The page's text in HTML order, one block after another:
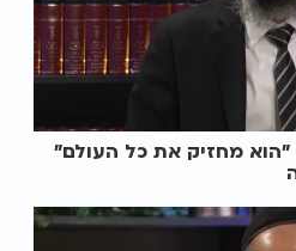
מחזיק את כל העולם"